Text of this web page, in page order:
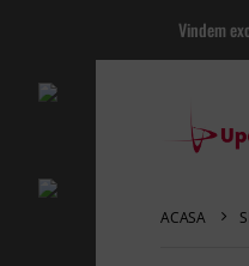
Vindem
ACASA